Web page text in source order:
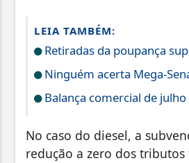
LEIA TAMBÉM:
Retiradas da poupança
Ninguém acerta Mega-
Balança comercial de
No caso do diesel, a
redução a zero dos tributos